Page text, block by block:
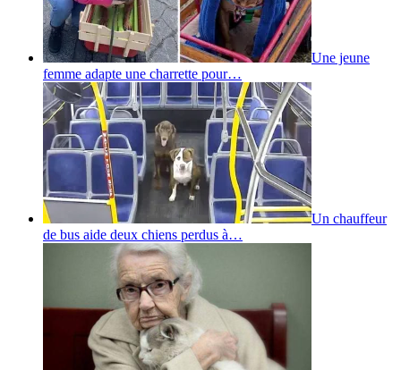
Une jeune
femme adapte une charrette pour…
Un chauffeur
de bus aide deux chiens perdus à…